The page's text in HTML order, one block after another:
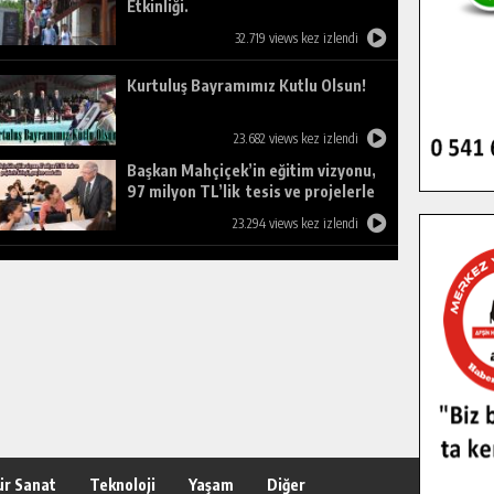
Etkinliği.
32.719 views kez izlendi
Kurtuluş Bayramımız Kutlu Olsun!
23.682 views kez izlendi
Başkan Mahçiçek’in eğitim vizyonu,
97 milyon TL’lik tesis ve projelerle
23.294 views kez izlendi
Sanat Teknoloji Yaşam Diğer